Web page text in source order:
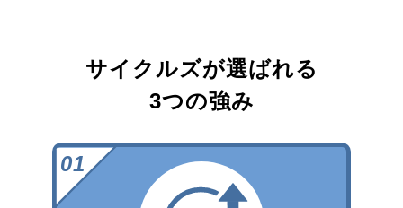
サイクルズが選ばれる
3つの強み